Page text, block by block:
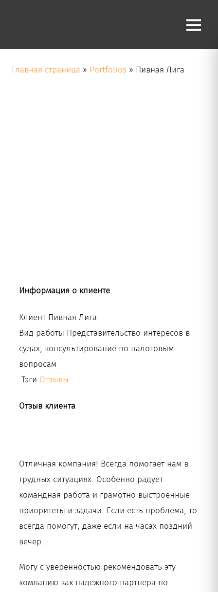
Главная страница » Portfolios » Пивная Лига
Информация о клиенте
Клиент Пивная Лига
Вид работы Представительство интересов в
судах, консультирование по налоговым
вопросам
Тэги Отзывы
Отзыв клиента
Отличная компания! Всегда помогает нам в
трудных ситуациях. Особенно радует
командная работа и грамотно выстроенные
приоритеты и задачи. Если есть проблема, то
всегда помогут, даже если на часах поздний
вечер.
Могу с уверенностью рекомендовать эту
компанию как надежного партнера по